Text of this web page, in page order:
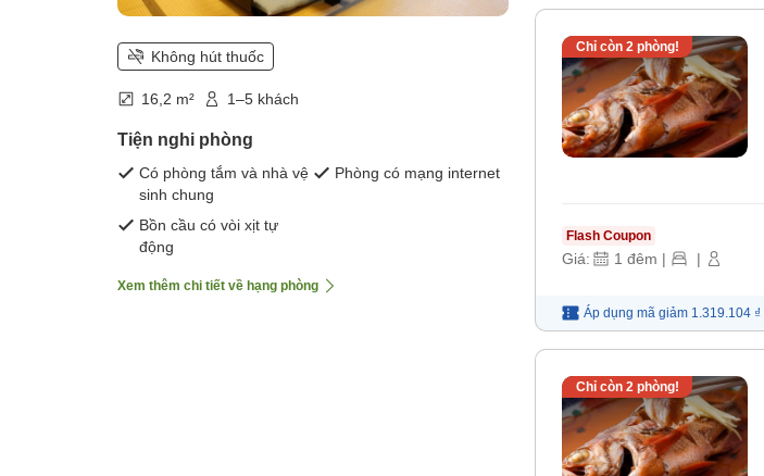
Không hút thuốc
16,2 m² 1–5 khách
Tiện nghi phòng
Có phòng tắm và nhà vệ
sinh chung
Phòng có mạng internet
Bồn cầu có vòi xịt tự
động
Xem thêm chi tiết về hạng phòng
Chỉ còn 2phòng!
Flash Coupon
Giá: 1 đêm | |
Áp dụng mã giảm 1.319.104 ₫
Chỉ còn 2phòng!